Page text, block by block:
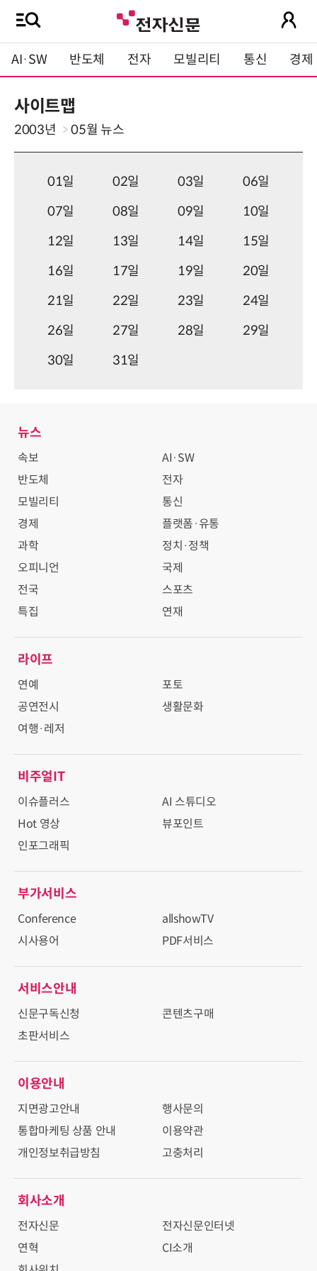
AI·SW 반도체 전자 모빌리티 통신 경제
사이트맵
2003년 05월 뉴스
01일 02일 03일
06일
07일
08일 09일
10일
12일
13일 14일
15일
16일
17일 19일
20일
21일
22일 23일
24일
26일
27일 28일
29일
30일
31일
뉴스
속보
AI·SW
반도체
전자
모빌리티
통신
경제
플랫폼·유통
과학
정치·정책
오피니언
국제
전국
스포츠
특집
연재
라이프
연예
포토
공연전시
생활문화
여행·레저
비주얼IT
이슈플러스
AI 스튜디오
Hot 영상
뷰포인트
인포그래픽
부가서비스
Conference
allshowTV
시사용어
PDF서비스
서비스안내
신문구독신청
콘텐츠구매
초판서비스
이용안내
지면광고안내
행사문의
통합마케팅 상품 안내
이용약관
개인정보취급방침
고충처리
회사소개
전자신문
전자신문인터넷
연혁
CI소개